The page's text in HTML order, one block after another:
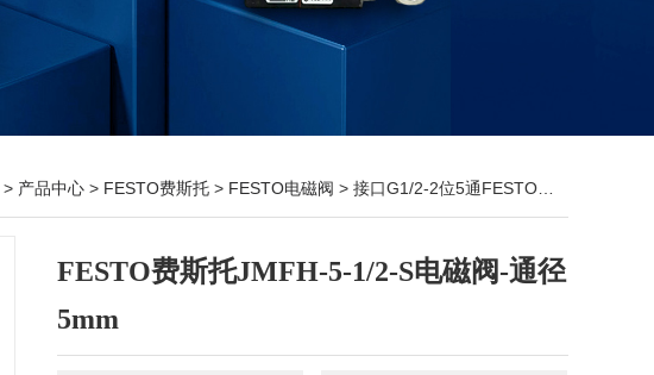
> 产品中心 > FESTO费斯托 > FESTO电磁阀 > 接口G1/2-2位5通FESTO费斯托JMFH-5-1/2-S电磁阀-通径5mm
FESTO费斯托JMFH-5-1/2-S电磁阀-通径
5mm